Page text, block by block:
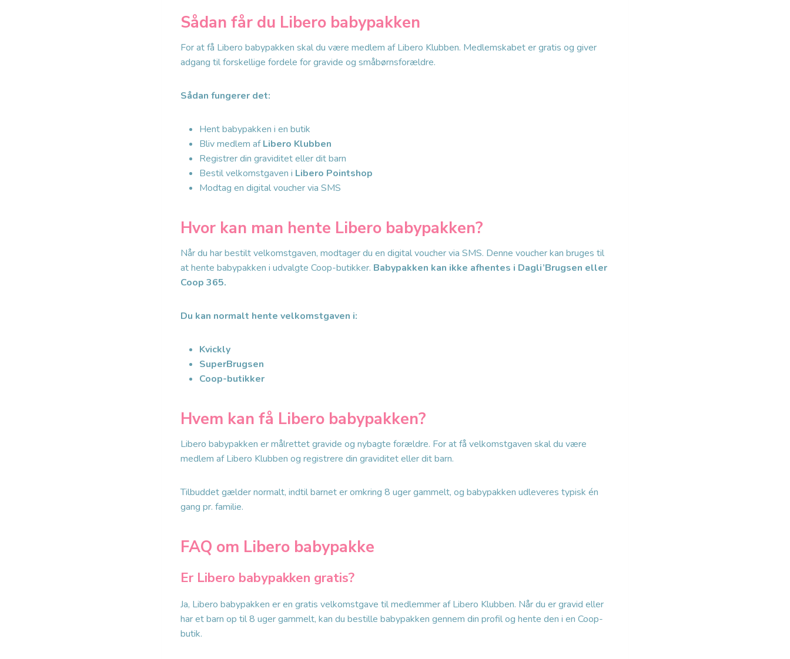
Sådan får du Libero babypakken
For at få Libero babypakken skal du være medlem af Libero Klubben. Medlemskabet er gratis og giver
adgang til forskellige fordele for gravide og småbørnsforældre.
Sådan fungerer det:
Hent babypakken i en butik
Bliv medlem afLibero Klubben
Registrer din graviditet eller dit barn
Bestil velkomstgaven i Libero Pointshop
Modtag en digital voucher via SMS
Hvor kan man hente Libero babypakken?
Når du har bestilt velkomstgaven, modtager du en digital voucher via SMS. Denne voucher kan bruges til
at hente babypakken i udvalgte Coop-butikker. Babypakken kan ikke afhentes i Dagli’Brugsen eller
Coop 365.
Du kan normalt hente velkomstgaven i:
Kvickly
SuperBrugsen
Coop-butikker
Hvem kan få Libero babypakken?
Libero babypakken er målrettet gravide og nybagte forældre. For at få velkomstgaven skal du være
medlem af Libero Klubben og registrere din graviditet eller dit barn.
Tilbuddet gælder normalt, indtil barnet er omkring 8 uger gammelt, og babypakken udleveres typisk én
gang pr. familie.
FAQ om Libero babypakke
Er Libero babypakken gratis?
Ja, Libero babypakken er en gratis velkomstgave til medlemmer af Libero Klubben. Når du er gravid eller
har et barn op til 8 uger gammelt, kan du bestille babypakken gennem din profil og hente den i en Coop-
butik.